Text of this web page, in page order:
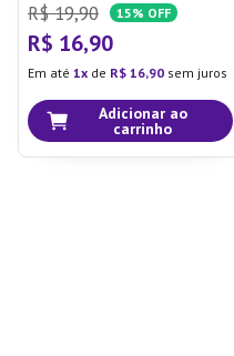
R$ 19,90 15% OFF
R$ 16,90
Em até 1 de R$ 16,90 sem juros
Adicionar ao
carrinho